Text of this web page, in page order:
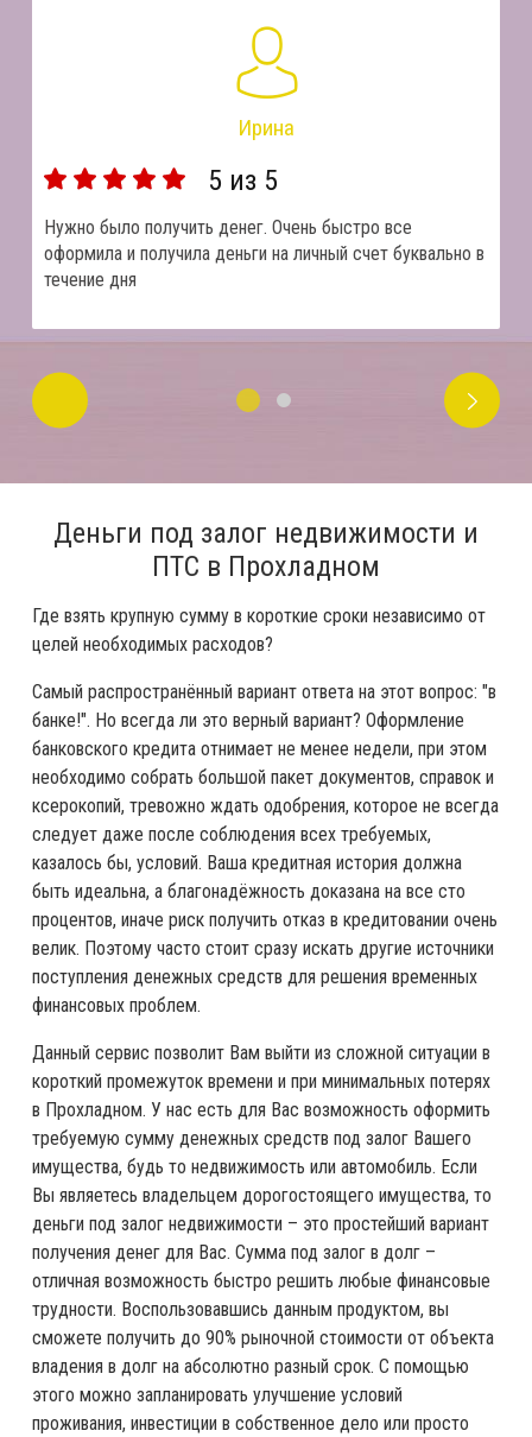
Ирина
5 из 5
Нужно было получить денег. Очень быстро все
оформила и получила деньги на личный счет буквально в
течение дня
Деньги под залог недвижимости и
ПТС в Прохладном
Где взять крупную сумму в короткие сроки независимо от
целей необходимых расходов?
Самый распространённый вариант ответа на этот вопрос: "в
банке!". Но всегда ли это верный вариант? Оформление
банковского кредита отнимает не менее недели, при этом
необходимо собрать большой пакет документов, справок и
ксерокопий, тревожно ждать одобрения, которое не всегда
следует даже после соблюдения всех требуемых,
казалось бы, условий. Ваша кредитная история должна
быть идеальна, а благонадёжность доказана на все сто
процентов, иначе риск получить отказ в кредитовании очень
велик. Поэтому часто стоит сразу искать другие источники
поступления денежных средств для решения временных
финансовых проблем.
Данный сервис позволит Вам выйти из сложной ситуации в
короткий промежуток времени и при минимальных потерях
в Прохладном. У нас есть для Вас возможность оформить
требуемую сумму денежных средств под залог Вашего
имущества, будь то недвижимость или автомобиль. Если
Вы являетесь владельцем дорогостоящего имущества, то
деньги под залог недвижимости – это простейший вариант
получения денег для Вас. Сумма под залог в долг –
отличная возможность быстро решить любые финансовые
трудности. Воспользовавшись данным продуктом, вы
сможете получить до 90% рыночной стоимости от объекта
владения в долг на абсолютно разный срок. С помощью
этого можно запланировать улучшение условий
проживания, инвестиции в собственное дело или просто